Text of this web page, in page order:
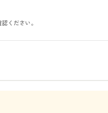
ください。